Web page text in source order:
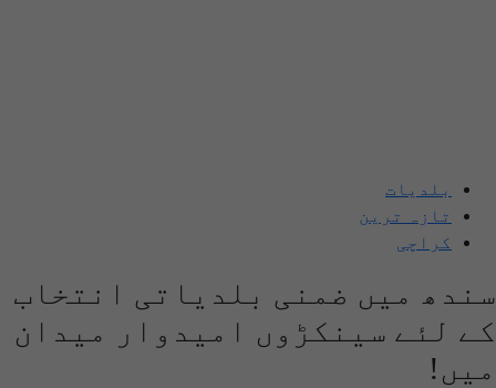
بلدیات
تازہ ترین
کراچی
سندھ میں ضمنی بلدیاتی انتخاب
کے لئے سینکڑوں امیدوار میدان
میں!